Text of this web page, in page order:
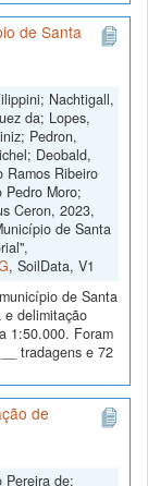
de Santa
Nachtigall,
da; Lopes,
Pedron,
Deobald,
Ramos Ribeiro
Moro;
Ceron, 2023,
de Santa
, SoilData, V1
de Santa
e delimitação
1:50.000. Foram
tradagens e 72
de
Pereira de;